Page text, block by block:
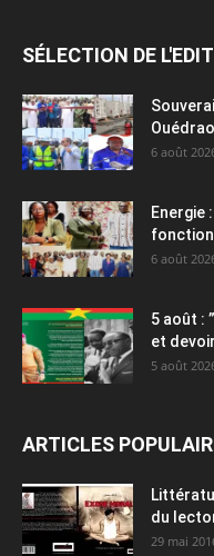
SÉLECTION DE
6 août
Energie
6 août
5 août :
et
5 août
ARTICLES
du
29 mai